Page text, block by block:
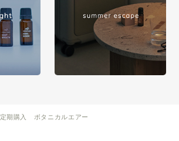
定期購入 ボタニカルエアー